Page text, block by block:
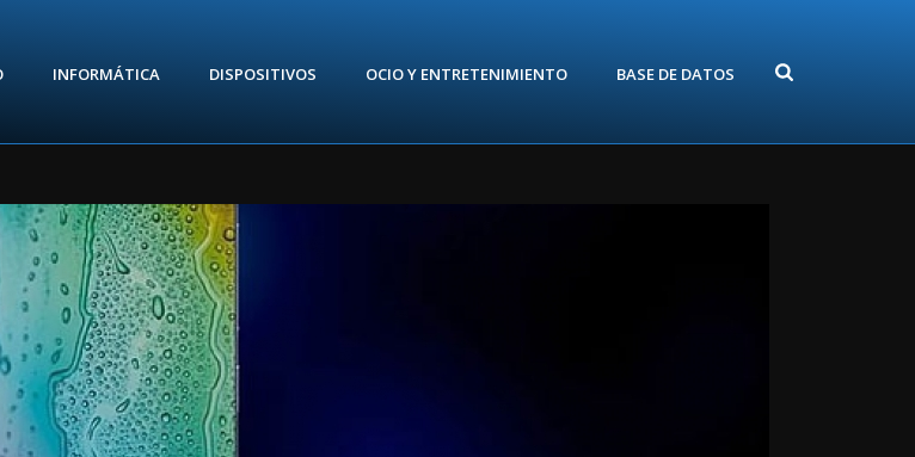
INFORMÁTICA DISPOSITIVOS OCIO Y ENTRETENIMIENTO BASE DE DATOS